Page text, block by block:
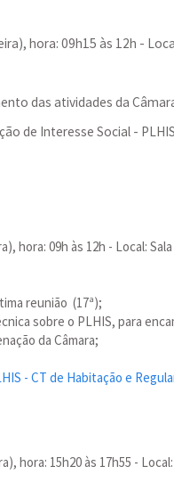
hora: 09h15 às 12h -
das atividades da
de Interesse Social -
hora: 09h às 12h - Local:
reunião (17ª);
sobre o PLHIS, para
da Câmara;
- CT de Habitação e
hora: 15h20 às 17h55 -